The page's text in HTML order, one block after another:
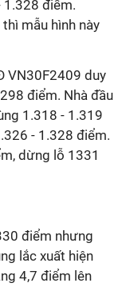
1.328 điểm.
mẫu hình này
VN30F2409 duy
điểm. Nhà đầu
1.318 - 1.319
- 1.328 điểm.
dừng lỗ 1331
điểm nhưng
lắc xuất hiện
4,7 điểm lên